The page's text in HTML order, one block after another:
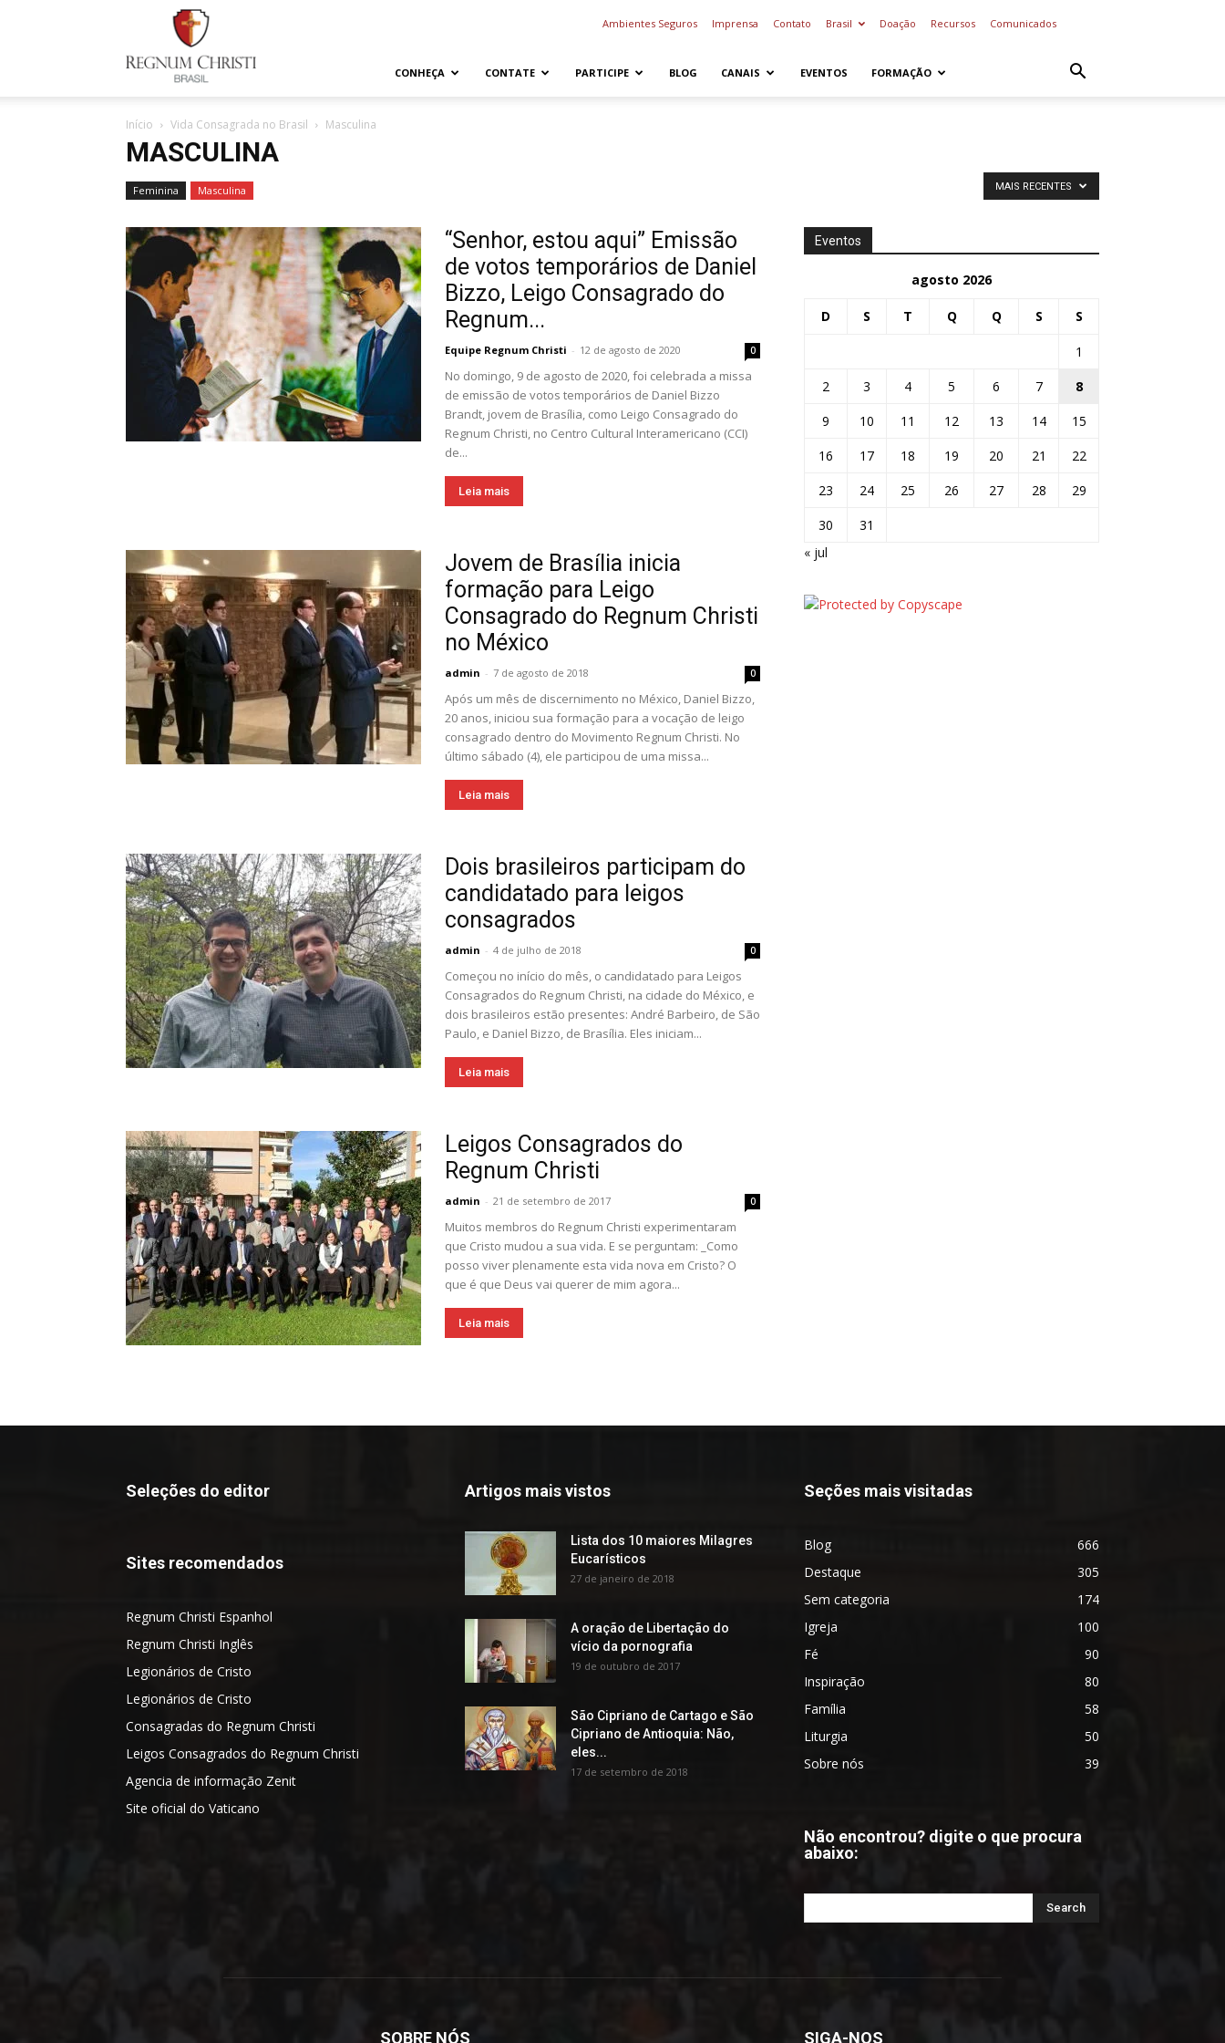
Regnum
Ambientes Seguros Imprensa Contato Brasil Doação Recursos Comunicados
CONHEÇA CONTATE PARTICIPE BLOG CANAIS EVENTOS FORMAÇÃO
Início Vida Consagrada no Brasil Masculina
MASCULINA
Feminina Masculina MAIS RECENTES
“Senhor, estou aqui” Emissão
de votos temporários de Daniel
Bizzo, Leigo Consagrado do
Regnum...
Equipe Regnum Christi - 12 de agosto de 2020 0
No domingo, 9 de agosto de 2020, foi celebrada a missa
de emissão de votos temporários de Daniel Bizzo
Brandt, jovem de Brasília, como Leigo Consagrado do
Regnum Christi, no Centro Cultural Interamericano (CCI)
de...
Leia mais
Jovem de Brasília inicia
formação para Leigo
Consagrado do Regnum Christi
no México
admin - 7 de agosto de 2018 0
Após um mês de discernimento no México, Daniel Bizzo,
20 anos, iniciou sua formação para a vocação de leigo
consagrado dentro do Movimento Regnum Christi. No
último sábado (4), ele participou de uma missa...
Leia mais
Dois brasileiros participam do
candidatado para leigos
consagrados
admin - 4 de julho de 2018 0
Começou no início do mês, o candidatado para Leigos
Consagrados do Regnum Christi, na cidade do México, e
dois brasileiros estão presentes: André Barbeiro, de São
Paulo, e Daniel Bizzo, de Brasília. Eles iniciam...
Leia mais
Leigos Consagrados do
Regnum Christi
admin - 21 de setembro de 2017 0
Muitos membros do Regnum Christi experimentaram
que Cristo mudou a sua vida. E se perguntam: _Como
posso viver plenamente esta vida nova em Cristo? O
que é que Deus vai querer de mim agora...
Leia mais
Eventos
agosto 2026
D S T Q Q S S
1
2
3 4 5 6 7
8
9
10 11 12 13 14
15
16
17 18 19 20 21
22
23
24 25 26 27 28
29
30
31
« jul
Seleções do editor
Sites recomendados
Regnum Christi Espanhol
Regnum Christi Inglês
Legionários de Cristo
Legionários de Cristo
Consagradas do Regnum Christi
Leigos Consagrados do Regnum Christi
Agencia de informação Zenit
Site oficial do Vaticano
Artigos mais vistos
Lista dos 10 maiores Milagres
Eucarísticos
27 de janeiro de 2018
A oração de Libertação do
vício da pornografia
19 de outubro de 2017
São Cipriano de Cartago e São
Cipriano de Antioquia: Não,
eles...
17 de setembro de 2018
Seções mais visitadas
Blog
666
Destaque
305
Sem categoria
174
Igreja
100
Fé
90
Inspiração
80
Família
58
Liturgia
50
Sobre nós
39
Não encontrou? digite o que procura
abaixo:
SOBRE NÓS SIGA-NOS